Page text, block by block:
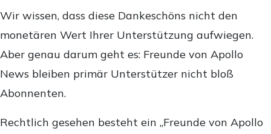
Wir wissen, dass diese Dankeschöns nicht den
monetären Wert Ihrer Unterstützung aufwiegen.
Aber genau darum geht es: Freunde von Apollo
News bleiben primär Unterstützer nicht bloß
Abonnenten.
Rechtlich gesehen besteht ein „Freunde von Apollo